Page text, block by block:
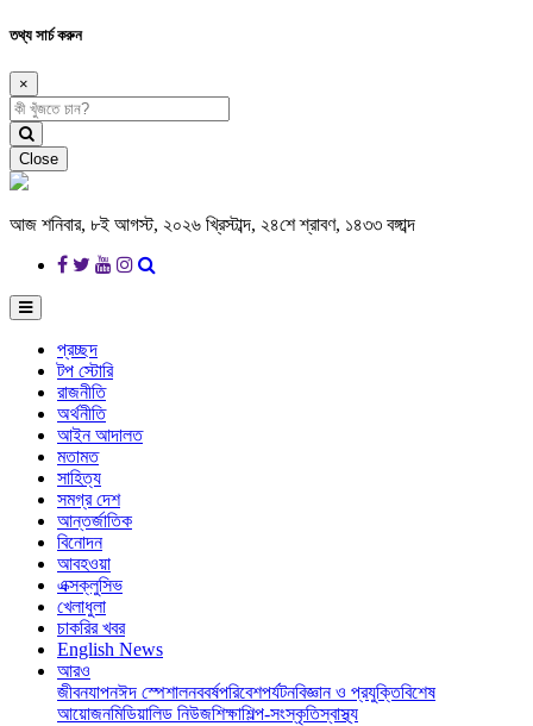
তথ্য সার্চ করুন
×
Close
আজ শনিবার, ৮ই আগস্ট, ২০২৬ খ্রিস্টাব্দ, ২৪শে শ্রাবণ, ১৪৩৩ বঙ্গাব্দ
প্রচ্ছদ
টপ স্টোরি
রাজনীতি
অর্থনীতি
আইন আদালত
মতামত
সাহিত্য
সমগ্র দেশ
আন্তর্জাতিক
বিনোদন
আবহওয়া
এক্সক্লুসিভ
খেলাধুলা
চাকরির খবর
English News
আরও
জীবনযাপনঈদ স্পেশালনববর্ষপরিবেশপর্যটনবিজ্ঞান ও প্রযুক্তিবিশেষ
আয়োজনমিডিয়ালিড নিউজশিক্ষাশিল্প-সংস্কৃতিস্বাস্থ্য